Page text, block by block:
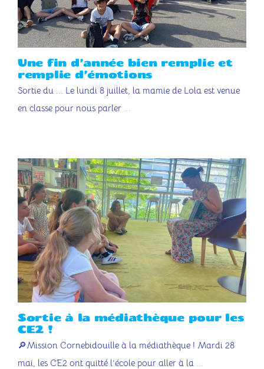
Contact
Une fin d’année bien remplie et
remplie d’émotions
Sortie du ... Le lundi 8 juillet, la mamie de Lola est venue
en classe pour nous parler...
Sortie à la médiathèque pour les
CE2 !
🔎Mission Cornebidouille à la médiathèque ! Mardi 28
mai, les CE2 ont quitté l’école pour aller à la...